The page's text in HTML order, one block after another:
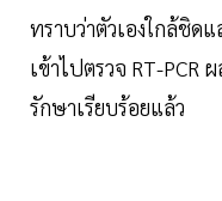
ทราบว่าตัวเองใกล้ชิด
เข้าไปตรวจ RT-PCR
รักษาเรียบร้อยแล้ว